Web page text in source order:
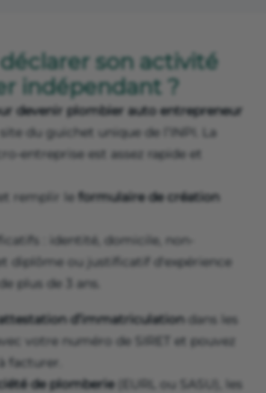
son activité
indépendant ?
devenir plombier auto entrepreneur
du guichet unique de l’INPI. La
entreprise est assez rapide et
remplir le formulaire de création
: identité, domicile, non-
diplôme ou justificatif d'expérience
plus de 3 ans.
d’immatriculationdans les
votre numéro de SIRET et pouvez
facturer.
de plomberie(EURL ou SASU), les